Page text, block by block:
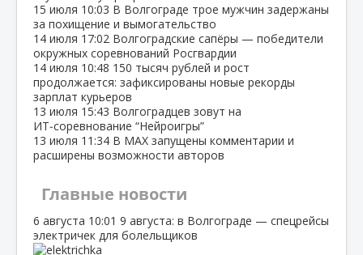
15 июля 10:03 В Волгограде трое мужчин задержаны
за похищение и вымогательство
14 июля 17:02 Волгоградские сапёры — победители
окружных соревнований Росгвардии
14 июля 10:48 150 тысяч рублей и рост
продолжается: зафиксированы новые рекорды
зарплат курьеров
13 июля 15:43 Волгоградцев зовут на
ИТ‑соревнование “Нейроигры”
13 июля 11:34 В МАХ запущены комментарии и
расширены возможности авторов
Главные новости
6 августа 10:01 9 августа: в Волгограде — спецрейсы
электричек для болельщиков